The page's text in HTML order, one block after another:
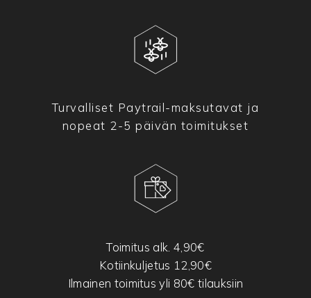
Turvalliset Paytrail-maksutavat ja
nopeat 2-5 päivän toimitukset
Toimitus alk. 4,90€
Kotiinkuljetus 12,90€
Ilmainen toimitus yli 80€ tilauksiin